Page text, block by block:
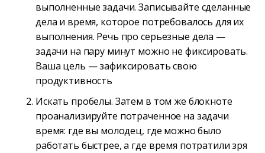
выполненные задачи. Записывайте сделанные
дела и время, которое потребовалось для их
выполнения. Речь про серьезные дела —
задачи на пару минут можно не фиксировать.
Ваша цель — зафиксировать свою
продуктивность
Искать пробелы. Затем в том же блокноте
проанализируйте потраченное на задачи
время: где вы молодец, где можно было
работать быстрее, а где время потратили зря